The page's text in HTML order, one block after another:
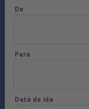
De
Para
Data de ida